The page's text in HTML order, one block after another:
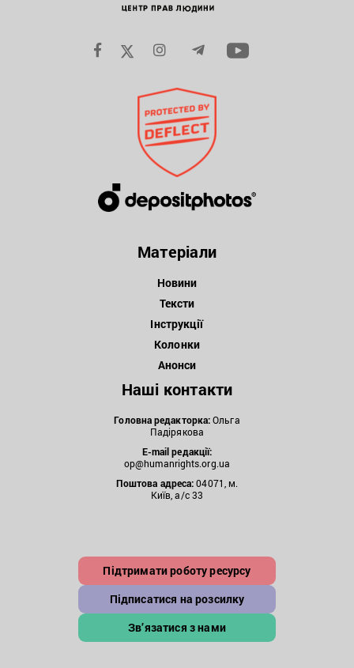
Матеріали
Новини
Тексти
Інструкції
Колонки
Анонси
Наші контакти
Головна редакторка:Ольга
Падірякова
E-mail редакції:
op@humanrights.org.ua
Поштова адреса:04071, м.
Київ, а/с 33
Підтримати роботу ресурсу
Підписатися на розсилку
Зв’язатися з нами